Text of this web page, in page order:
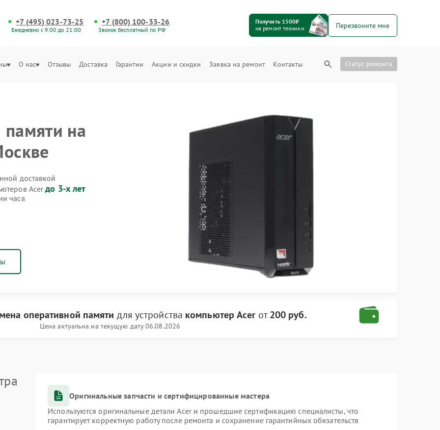
+7 (495) 023-73-25
Ежедневно с 9:00 до 21:00
+7 (800) 100-33-26
Звонок бесплатный по РФ
Получить 1500₽
на ремонт техники
Перезвоните мне
О нас Отзывы Доставка Гарантии Акции и скидки Заявка на ремонт Контакты Статус ремонта
на
доставкой
Acerдо 3-х лет
часа
оперативной памяти для устройства компьютер Acer от200 руб.
Цена актуальна на текущую дату 06.08.2026
Оригинальные запчасти и сертифицированные мастера
Используются оригинальные детали Acer и прошедшие сертификацию специалисты, что
гарантирует корректную работу после ремонта и сохранение гарантийных обязательств